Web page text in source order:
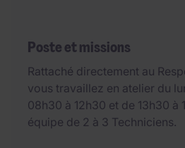
Poste et missions
Rattaché directement au
vous travaillez en atelier du
08h30 à 12h30 et de 13h30 à
équipe de 2 à 3 Techniciens.